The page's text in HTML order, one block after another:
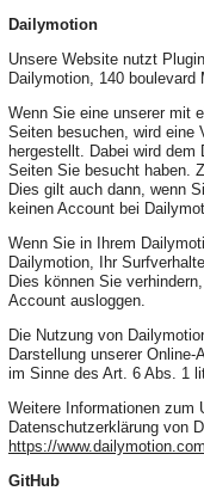
Dailymotion
Unsere Website nutzt
Dailymotion, 140 boulevard
Wenn Sie eine unserer mit
Seiten besuchen, wird eine
hergestellt. Dabei wird
Seiten Sie besucht haben.
Dies gilt auch dann, wenn
keinen Account bei
Wenn Sie in Ihrem
Dailymotion, Ihr
Dies können Sie
Account ausloggen.
Die Nutzung von
Darstellung unserer
im Sinne des Art. 6 Abs. 1
Weitere Informationen zum
Datenschutzerklärung von
https://
GitHub